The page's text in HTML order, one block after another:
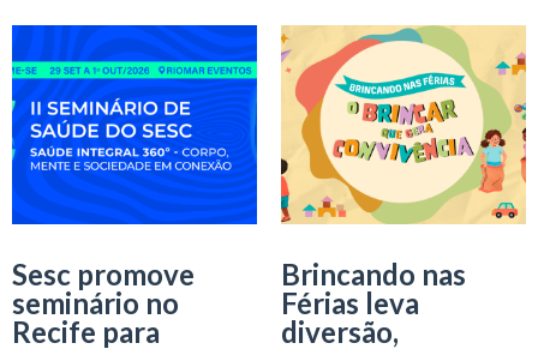
Sesc promove
seminário no
Recife para
Brincando nas
Férias leva
diversão,